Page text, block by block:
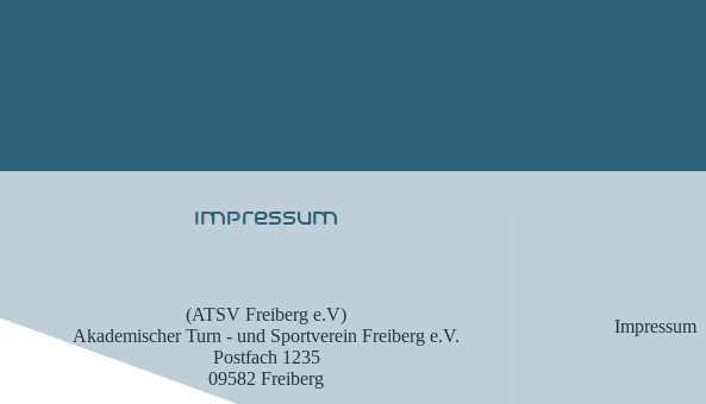
Impressum
(ATSV Freiberg e.V)
Akademischer Turn - und Sportverein Freiberg e.V.
Postfach 1235
09582 Freiberg
Impressum